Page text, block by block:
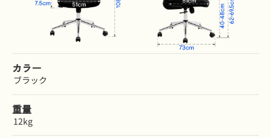
カラー
ブラック
重量
12kg